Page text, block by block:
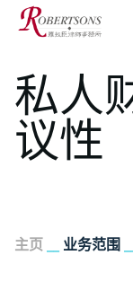
私人
议性
主页 业务范围